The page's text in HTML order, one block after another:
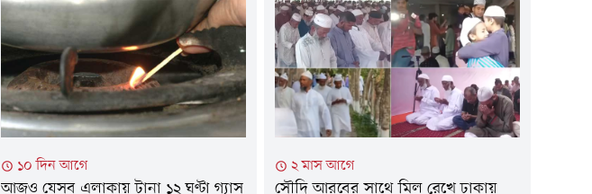
১০ দিন আগে
আজও যেসব এলাকায় টানা ১২ ঘণ্টা গ্যাস
২ মাস আগে
সৌদি আরবের সাথে মিল রেখে ঢাকায়